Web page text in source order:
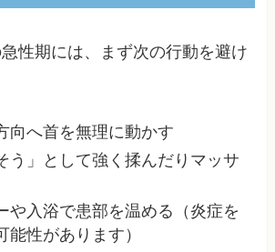
性期には、まず次の行動を避け
向へ首を無理に動かす
う」として強く揉んだりマッサ
や入浴で患部を温める（炎症を
能性があります）